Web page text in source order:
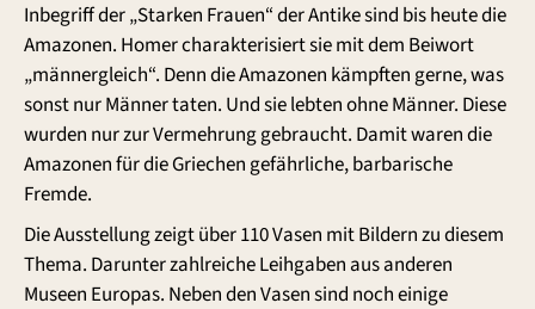
Inbegriff der „Starken Frauen“ der Antike sind bis heute die
Amazonen. Homer charakterisiert sie mit dem Beiwort
„männergleich“. Denn die Amazonen kämpften gerne, was
sonst nur Männer taten. Und sie lebten ohne Männer. Diese
wurden nur zur Vermehrung gebraucht. Damit waren die
Amazonen für die Griechen gefährliche, barbarische
Fremde.
Die Ausstellung zeigt über 110 Vasen mit Bildern zu diesem
Thema. Darunter zahlreiche Leihgaben aus anderen
Museen Europas. Neben den Vasen sind noch einige